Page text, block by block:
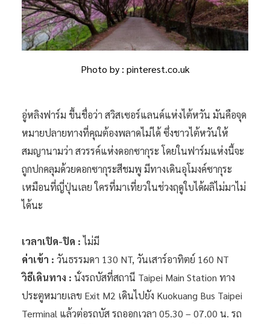
Photo by : pinterest.co.uk
อู่หลิงฟาร์ม ขี้นชื่อว่า สวิสเซอร์แลนด์แห่งไต้หวัน มันคือจุด
หมายปลายทางที่คุณต้องพลาดไม่ได้ ซึ่งชาวไต้หวันให้
สมญานามว่า สวรรค์แห่งดอกซากุระ โดยในฟาร์มแห่งนี้จะ
ถูกปกคลุมด้วยดอกซากุระสีชมพู มีทางเดินอุโมงค์ซากุระ
เหมือนที่ญี่ปุ่นเลย ใครที่มาเที่ยวในช่วงฤดูใบได้ผลิไม่มาไม่
ได้นะ
เวลาเปิด-ปิด :ไม่มี
ค่าเข้า : วันธรรมดา 130 NT, วันเสาร์อาทิตย์ 160 NT
วิธีเดินทาง : นั่งรถบัสที่สถานี Taipei Main Station ทาง
ประตูหมายเลข Exit M2 เดินไปยัง Kuokuang Bus Taipei
Terminal แล้วต่อรถบัส รถออกเวลา 05.30 – 07.00 น. รถ